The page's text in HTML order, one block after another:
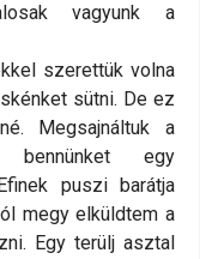
vagyunk a
szerettük volna
sütni. De ez
Megsajnáltuk a
egy
puszi barátja
megy elküldtem a
Egy terülj asztal